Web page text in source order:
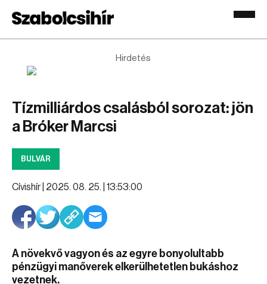
Hirdetés
Tízmilliárdos csalásból sorozat: jön
a Bróker Marcsi
BULVÁR
Cívishír | 2025. 08. 25. | 13:53:00
A növekvő vagyon és az egyre bonyolultabb
pénzügyi manőverek elkerülhetetlen bukáshoz
vezetnek.